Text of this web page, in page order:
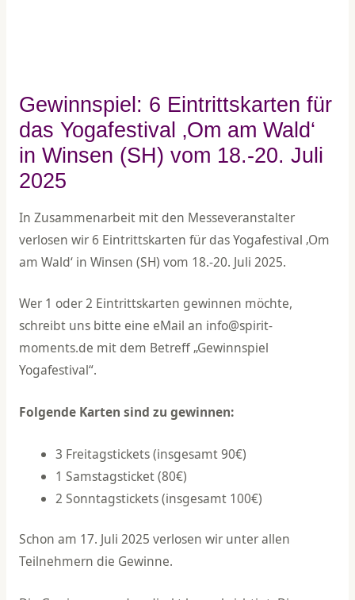
Gewinnspiel: 6 Eintrittskarten für
das Yogafestival ‚Om am Wald‘
in Winsen (SH) vom 18.-20. Juli
2025
In Zusammenarbeit mit den Messeveranstalter
verlosen wir 6 Eintrittskarten für das Yogafestival ‚Om
am Wald‘ in Winsen (SH) vom 18.-20. Juli 2025.
Wer 1 oder 2 Eintrittskarten gewinnen möchte,
schreibt uns bitte eine eMail an info@spirit-
moments.de mit dem Betreff „Gewinnspiel
Yogafestival“.
Folgende Karten sind zu gewinnen:
3 Freitagstickets (insgesamt 90€)
1 Samstagsticket (80€)
2 Sonntagstickets (insgesamt 100€)
Schon am 17. Juli 2025 verlosen wir unter allen
Teilnehmern die Gewinne.